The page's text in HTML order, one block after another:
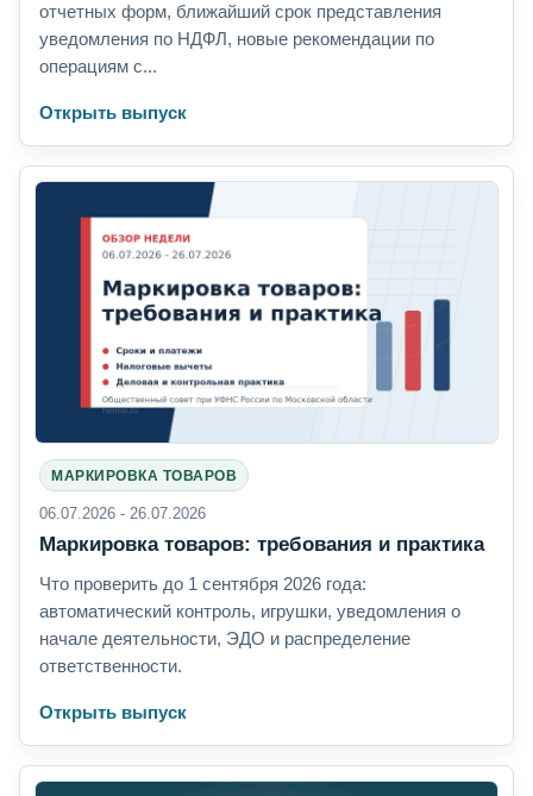
отчетных форм, ближайший срок представления
уведомления по НДФЛ, новые рекомендации по
операциям с...
Открыть выпуск
МАРКИРОВКА ТОВАРОВ
06.07.2026 - 26.07.2026
Маркировка товаров: требования и практика
Что проверить до 1 сентября 2026 года:
автоматический контроль, игрушки, уведомления о
начале деятельности, ЭДО и распределение
ответственности.
Открыть выпуск